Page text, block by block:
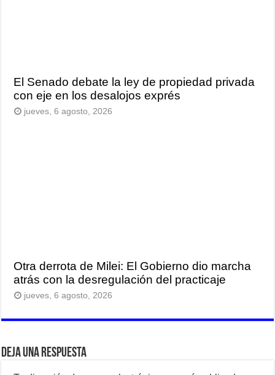
El Senado debate la ley de propiedad privada
con eje en los desalojos exprés
jueves, 6 agosto, 2026
Otra derrota de Milei: El Gobierno dio marcha
atrás con la desregulación del practicaje
jueves, 6 agosto, 2026
Deja una respuesta